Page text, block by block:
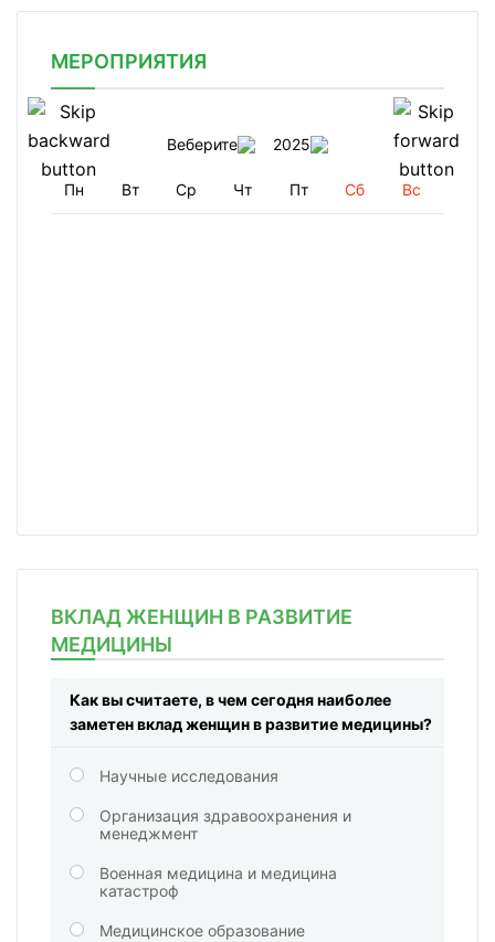
МЕРОПРИЯТИЯ
Веберите 2025
Пн Вт Ср Чт Пт Сб Вс
ВКЛАД ЖЕНЩИН В РАЗВИТИЕ
МЕДИЦИНЫ
Как вы считаете, в чем сегодня наиболее
заметен вклад женщин в развитие медицины?
Научные исследования
Организация здравоохранения и
менеджмент
Военная медицина и медицина
катастроф
Медицинское образование